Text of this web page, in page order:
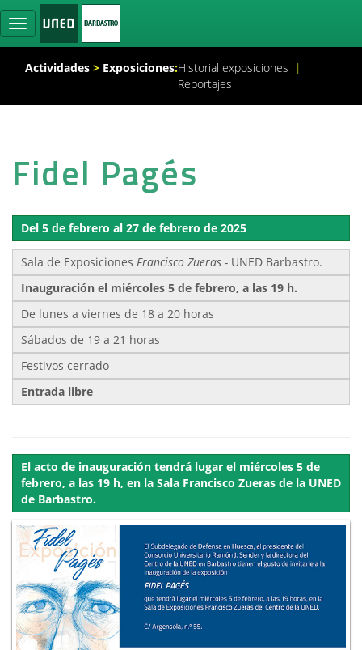
Ocultar
navegación
Actividades > Exposiciones:Historial exposiciones |
Reportajes
Fidel Pagés
Del 5 de febrero al 27 de febrero de 2025
Sala de Exposiciones Francisco Zueras - UNED Barbastro.
Inauguración el miércoles 5 de febrero, a las 19 h.
De lunes a viernes de 18 a 20 horas
Sábados de 19 a 21 horas
Festivos cerrado
Entrada libre
El acto de inauguración tendrá lugar el miércoles 5 de
febrero, a las 19 h, en la Sala Francisco Zueras de la UNED
de Barbastro.